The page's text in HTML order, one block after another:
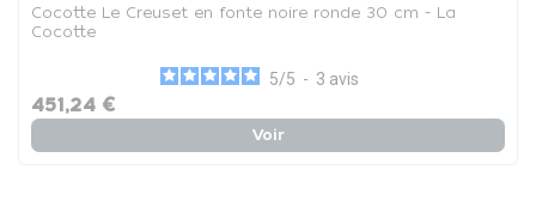
Cocotte Le Creuset en fonte noire ronde 30 cm - La
Cocotte
5/5 - 3 avis
451,24 €
Voir